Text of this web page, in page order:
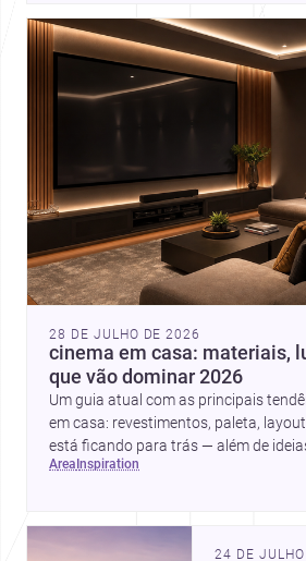
28 DE JULHO DE 2026
cinema em casa: materiais,
que vão dominar 2026
Um guia atual com as principais
em casa: revestimentos, paleta,
está ficando para trás — além de
atualizar sem reforma completa.
area inspiration
24 DE